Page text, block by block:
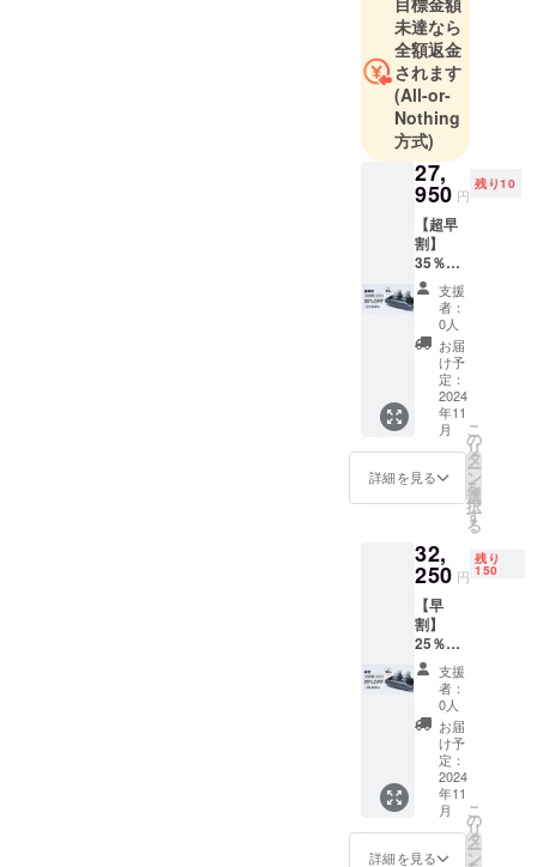
たような新
しく、使い
やすい物を
応援してく
ださる方々
に届けれる
よう商品開
発に取り組
んでいま
未達なら
全額返金
されます
(All-or-
Nothing
方式)
27,
950 円
残り10
【超早
割】
35％OF
F × 1台
（先着
10名）
※先着10
名限定※
超早割
27,950
円 (税、
送料込
み) 一般
販売予
定価
格：
円が
【35%
OFF】
15,050
円割引
の
27,950
円で購
入可能
です。
■お届け
予定
日：
2024/11
月末 ま
で プロ
ジェク
支援
者：
0人
お届
け予
定：
2024
年11
月
詳細を見る
こ
の
リ
タ
ー
ン
を
選
択
す
る
32,
250 円
残り
150
【早
割】
25％OF
F ×1台
（先着
150名）
※先着
150名限
定※ 早
32,250
円(税、
送料込
み) 一般
支援
者：
0人
お届
け予
定：
2024
年11
月
詳細を見る
こ
の
リ
タ
ー
ン